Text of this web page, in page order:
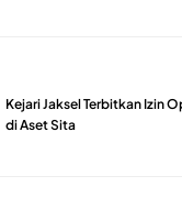
Kejari Jaksel Terbitkan Izin
di Aset Sita